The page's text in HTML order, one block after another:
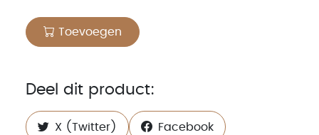
Toevoegen
Deel dit product:
X (Twitter) Facebook